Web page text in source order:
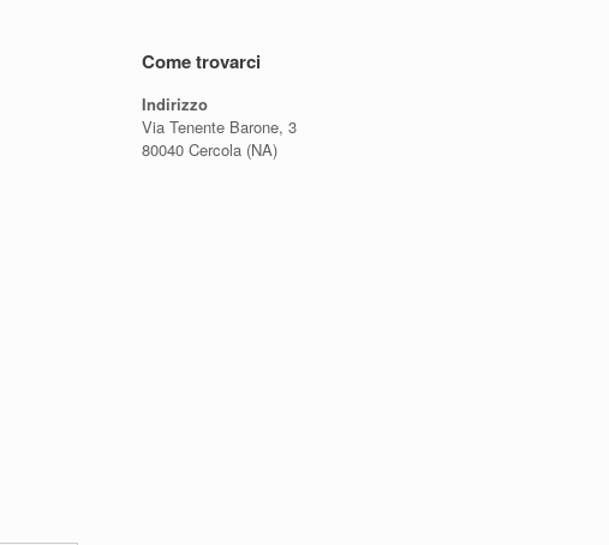
Come trovarci
Indirizzo
Via Tenente Barone, 3
80040 Cercola (NA)